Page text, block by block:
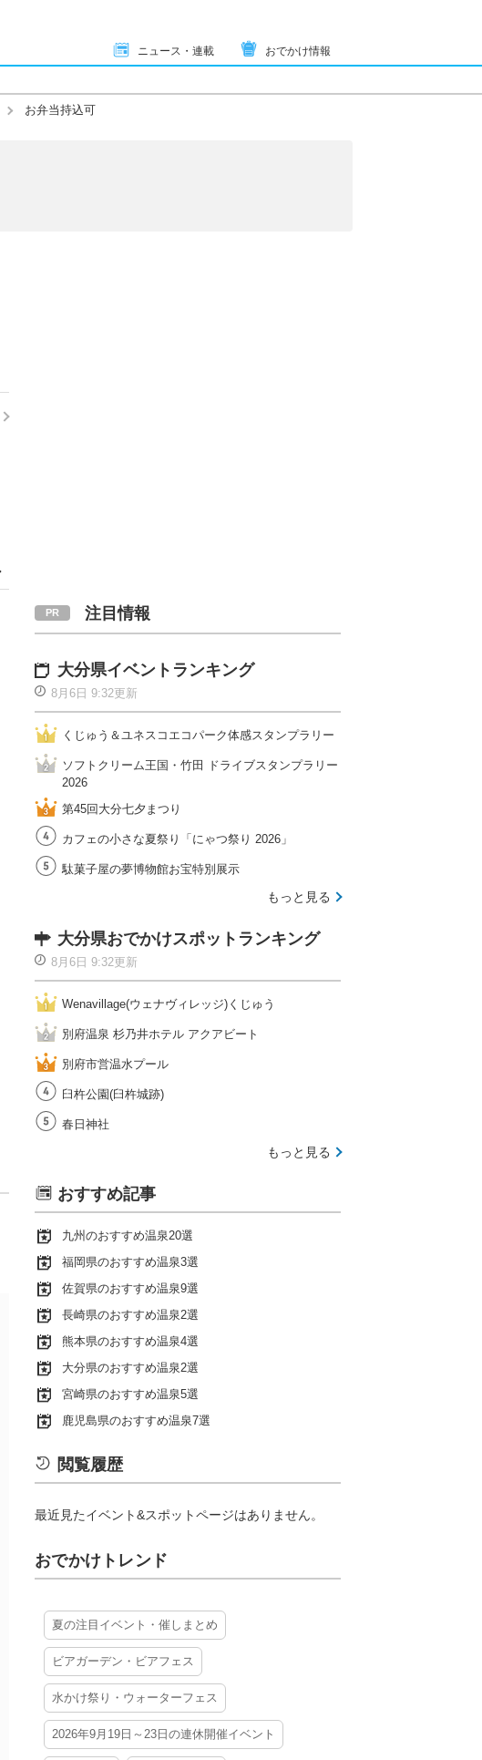
ニュース・連載 おでかけ情報
お弁当持込可
注目情報
大分県イベントランキング
8月6日 9:32更新
くじゅう＆ユネスコエコパーク体感スタンプラリー
ソフトクリーム王国・竹田 ドライブスタンプラリー
2026
第45回大分七夕まつり
カフェの小さな夏祭り「にゃつ祭り 2026」
駄菓子屋の夢博物館お宝特別展示
もっと見る
大分県おでかけスポットランキング
8月6日 9:32更新
Wenavillage(ウェナヴィレッジ)くじゅう
別府温泉 杉乃井ホテル アクアビート
別府市営温水プール
臼杵公園(臼杵城跡)
春日神社
もっと見る
おすすめ記事
九州のおすすめ温泉20選
福岡県のおすすめ温泉3選
佐賀県のおすすめ温泉9選
長崎県のおすすめ温泉2選
熊本県のおすすめ温泉4選
大分県のおすすめ温泉2選
宮崎県のおすすめ温泉5選
鹿児島県のおすすめ温泉7選
閲覧履歴
最近見たイベント&スポットページはありません。
おでかけトレンド
夏の注目イベント・催しまとめ
ビアガーデン・ビアフェス
水かけ祭り・ウォーターフェス
2026年9月19日～23日の連休開催イベント